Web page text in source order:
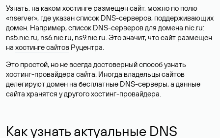
Узнать, на каком хостинге размещен сайт, можно по полю
«nserver», где указан список DNS-серверов, поддерживающих
домен. Например, список DNS-серверов для домена nic.ru:
ns5.nic.ru, ns6.nic.ru, ns9.nic.ru. Это значит, что сайт размещен
на хостинге сайтов Руцентра.
Это простой, но не всегда достоверный способ узнать
хостинг-провайдера сайта. Иногда владельцы сайтов
делегируют домен на бесплатные DNS-серверы, а данные
сайта хранятся у другого хостинг-провайдера.
Как узнать актуальные DNS